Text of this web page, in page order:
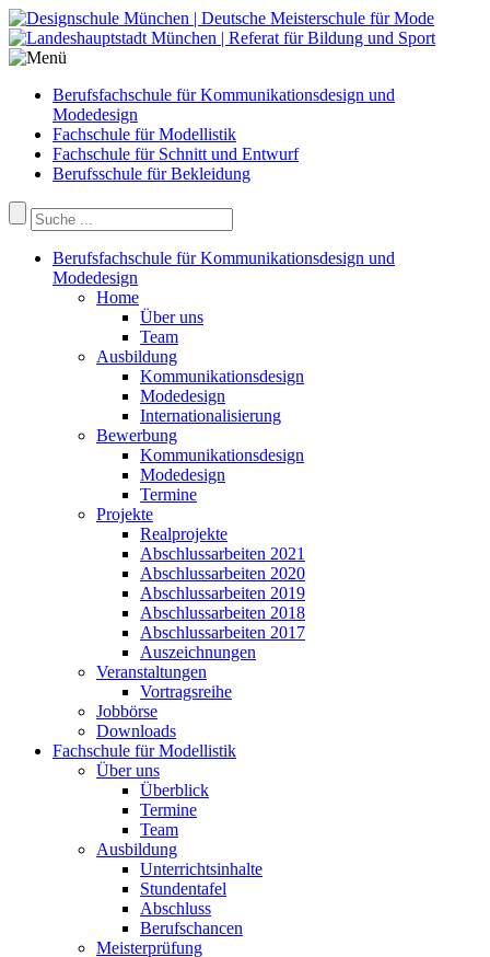
Berufsfachschule für Kommunikationsdesign und
Modedesign
Fachschule für Modellistik
Fachschule für Schnitt und Entwurf
Berufsschule für Bekleidung
Berufsfachschule für Kommunikationsdesign und
Modedesign
Home
Über uns
Team
Ausbildung
Kommunikationsdesign
Modedesign
Internationalisierung
Bewerbung
Kommunikationsdesign
Modedesign
Termine
Projekte
Realprojekte
Abschlussarbeiten 2021
Abschlussarbeiten 2020
Abschlussarbeiten 2019
Abschlussarbeiten 2018
Abschlussarbeiten 2017
Auszeichnungen
Veranstaltungen
Vortragsreihe
Jobbörse
Downloads
Fachschule für Modellistik
Über uns
Überblick
Termine
Team
Ausbildung
Unterrichtsinhalte
Stundentafel
Abschluss
Berufschancen
Meisterprüfung